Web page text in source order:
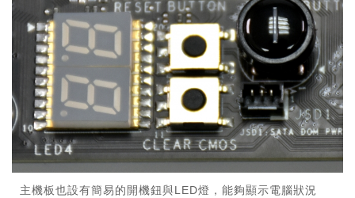
主機板也設有簡易的開機鈕與LED燈，能夠顯示電腦狀況